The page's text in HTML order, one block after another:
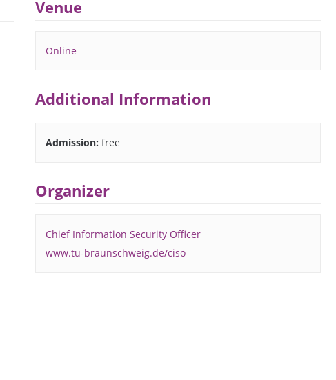
Venue
Online
Additional Information
Admission: free
Organizer
Chief Information Security Officer
www.tu-braunschweig.de/ciso